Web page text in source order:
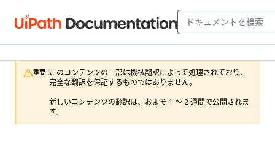
重要 :このコンテンツの一部は機械翻訳によって処理されており、
完全な翻訳を保証するものではありません。
新しいコンテンツの翻訳は、およそ 1 ～ 2 週間で公開されま
す。